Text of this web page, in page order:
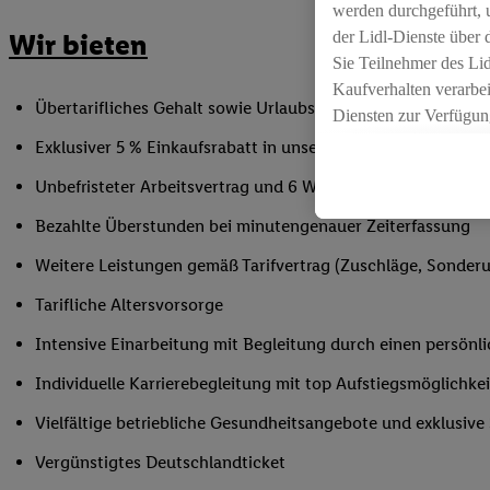
Wir bieten
Übertarifliches Gehalt sowie Urlaubs- und Weihnachtsgeld
Exklusiver 5 % Einkaufsrabatt in unseren Filialen
Unbefristeter Arbeitsvertrag und 6 Wochen Urlaub/Jahr
Bezahlte Überstunden bei minutengenauer Zeiterfassung
Weitere Leistungen gemäß Tarifvertrag (Zuschläge,
Tarifliche Altersvorsorge
Intensive Einarbeitung mit Begleitung durch einen
Individuelle Karrierebegleitung mit top
Vielfältige betriebliche Gesundheitsangebote und
Vergünstigtes Deutschlandticket
werden durchgeführt,
der Lidl-Dienste über
Sie Teilnehmer des
Kaufverhalten
Diensten zur
Die Erstellung
angereicherten
Ihr Kaufverhalten in
Speichern von und/
zur technischen
Sofern Sie hier Ihre
in gemeinsamer